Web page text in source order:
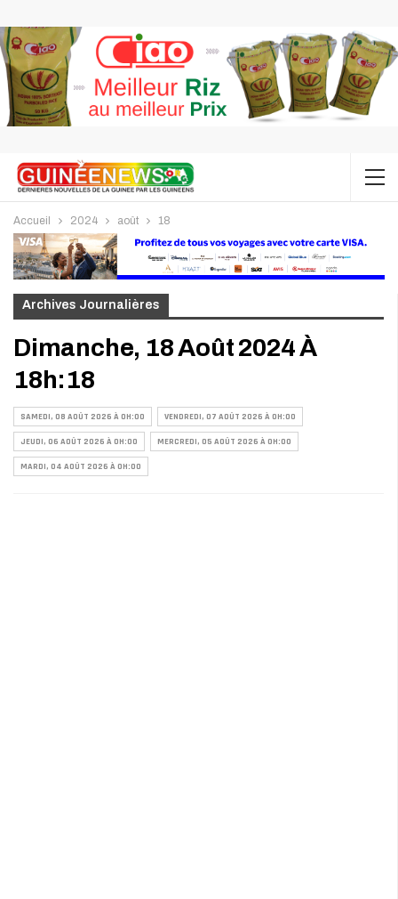
Accueil 2024 août 18
Archives Journalières
Dimanche, 18 Août 2024 À
18h:18
SAMEDI, 08 AOÛT 2026 À 0H:00 VENDREDI, 07 AOÛT 2026 À 0H:00
JEUDI, 06 AOÛT 2026 À 0H:00 MERCREDI, 05 AOÛT 2026 À 0H:00
MARDI, 04 AOÛT 2026 À 0H:00